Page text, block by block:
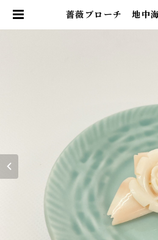
薔薇ブローチ 地中